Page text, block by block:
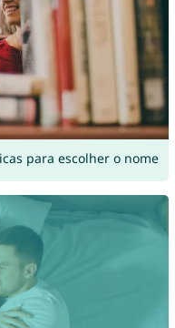
para escolher o nome